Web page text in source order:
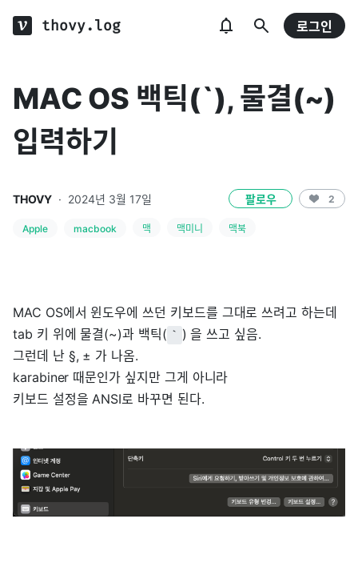
thovy.log 로그인
MAC OS 백틱(`), 물결(~)
입력하기
THOVY · 2024년 3월 17일 팔로우 2
Apple macbook 맥 맥미니 맥북
MAC OS에서 윈도우에 쓰던 키보드를 그대로 쓰려고 하는데
tab 키 위에 물결(~)과 백틱( ` ) 을 쓰고 싶음.
그런데 난 §, ± 가 나옴.
karabiner 때문인가 싶지만 그게 아니라
키보드 설정을 ANSI로 바꾸면 된다.